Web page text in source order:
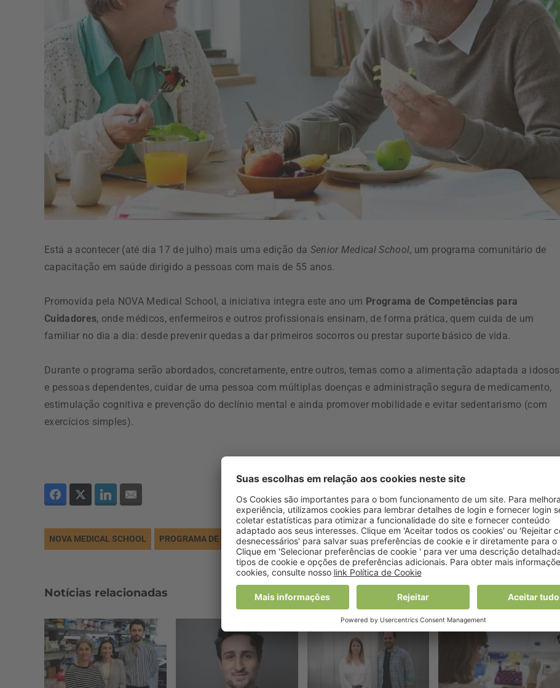
Está a acontecer (até dia 17 de julho) mais uma edição da Senior Medical School, um programa comunitário de
capacitação em saúde dirigido a pessoas com mais de 55 anos.
Promovida pela NOVA Medical School, a iniciativa integra este ano um Programa de Competências para
Cuidadores, onde médicos, enfermeiros e outros profissionais ensinam, de forma prática, quem cuida de um
familiar no dia a dia: desde prevenir quedas a dar primeiros socorros ou prestar suporte básico de vida.
Durante o programa serão abordados, concretamente, entre outros, temas como a alimentação adaptada a idosos
e pessoas dependentes, cuidar de uma pessoa com múltiplas doenças e administração segura de medicamento,
estimulação cognitiva e prevenção do declínio mental e ainda promover mobilidade e evitar sedentarismo (com
exercícios simples).
NOVA MEDICAL SCHOOL PROGRAMA DE COMPETÊNCIAS PARA CUIDADORES SENIOR MEDICAL SCHOOL
Notícias relacionadas